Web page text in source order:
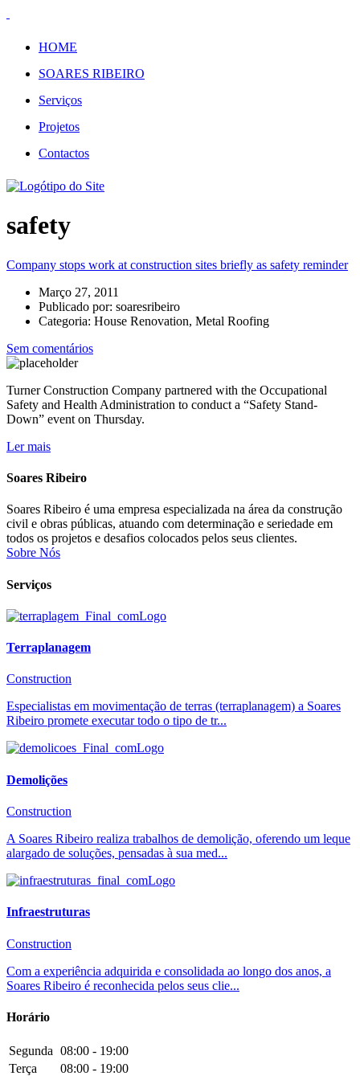
HOME
SOARES RIBEIRO
Serviços
Projetos
Contactos
safety
Company stops work at construction sites briefly as safety reminder
Março 27, 2011
Publicado por: soaresribeiro
Categoria: House Renovation, Metal Roofing
Sem comentários
Turner Construction Company partnered with the Occupational
Safety and Health Administration to conduct a “Safety Stand-
Down” event on Thursday.
Ler mais
Soares Ribeiro
Soares Ribeiro é uma empresa especializada na área da construção
civil e obras públicas, atuando com determinação e seriedade em
todos os projetos e desafios colocados pelos seus clientes.
Sobre Nós
Serviços
Terraplanagem
Construction
Especialistas em movimentação de terras (terraplanagem) a Soares
Ribeiro promete executar todo o tipo de tr...
Demolições
Construction
A Soares Ribeiro realiza trabalhos de demolição, oferendo um leque
alargado de soluções, pensadas à sua med...
Infraestruturas
Construction
Com a experiência adquirida e consolidada ao longo dos anos, a
Soares Ribeiro é reconhecida pelos seus clie...
Horário
Segunda 08:00 - 19:00
Terça
08:00 - 19:00